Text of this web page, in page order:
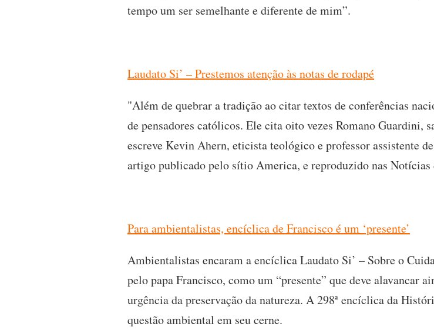
tempo um ser semelhante e diferente de mim”.
Laudato Si’ – Prestemos atenção às notas de rodapé
"Além de quebrar a tradição ao citar textos de conferências
de pensadores católicos. Ele cita oito vezes Romano Guardini,
escreve Kevin Ahern, eticista teológico e professor assistente
artigo publicado pelo sítio America, e reproduzido nas
Para ambientalistas, encíclica de Francisco é um ‘presente’
Ambientalistas encaram a encíclica Laudato Si’ – Sobre o
pelo papa Francisco, como um “presente” que deve alavancar
urgência da preservação da natureza. A 298ª encíclica da
questão ambiental em seu cerne.